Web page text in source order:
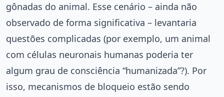
gônadas do animal. Esse cenário – ainda não
observado de forma significativa – levantaria
questões complicadas (por exemplo, um animal
com células neuronais humanas poderia ter
algum grau de consciência “humanizada”?). Por
isso, mecanismos de bloqueio estão sendo